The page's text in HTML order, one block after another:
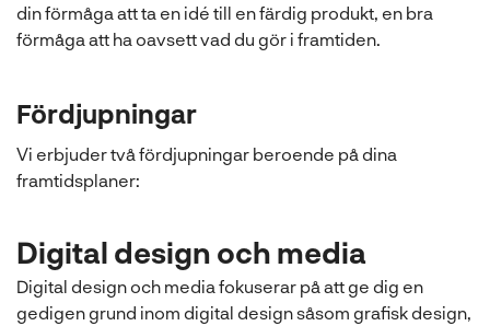
din förmåga att ta en idé till en färdig produkt, en bra
förmåga att ha oavsett vad du gör i framtiden.
Fördjupningar
Vi erbjuder två fördjupningar beroende på dina
framtidsplaner:
Digital design och media
Digital design och media fokuserar på att ge dig en
gedigen grund inom digital design såsom grafisk design,